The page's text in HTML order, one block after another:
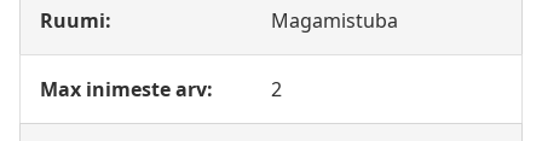
Ruumi: Magamistuba
Max inimeste arv: 2